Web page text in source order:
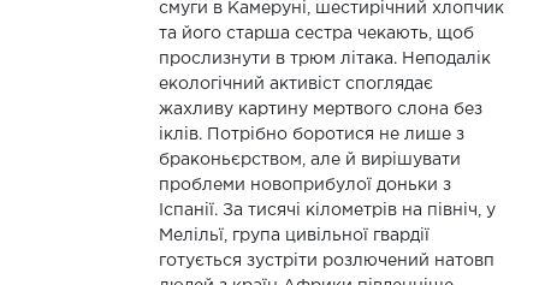
смуги в Камеруні, шестирічний хлопчик
та його старша сестра чекають, щоб
прослизнути в трюм літака. Неподалік
екологічний активіст споглядає
жахливу картину мертвого слона без
іклів. Потрібно боротися не лише з
браконьєрством, але й вирішувати
проблеми новоприбулої доньки з
Іспанії. За тисячі кілометрів на північ, у
Мелільї, група цивільної гвардії
готується зустріти розлючений натовп